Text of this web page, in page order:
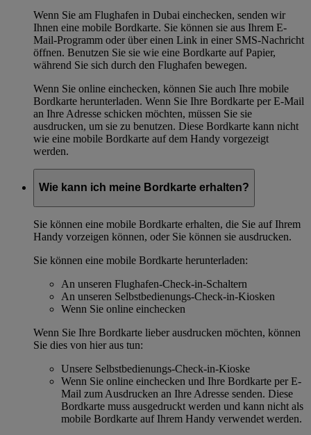
Wenn Sie am Flughafen in Dubai einchecken, senden wir
Ihnen eine mobile Bordkarte. Sie können sie aus Ihrem E-
Mail-Programm oder über einen Link in einer SMS-Nachricht
öffnen. Benutzen Sie sie wie eine Bordkarte auf Papier,
während Sie sich durch den Flughafen bewegen.
Wenn Sie online einchecken, können Sie auch Ihre mobile
Bordkarte herunterladen. Wenn Sie Ihre Bordkarte per E-Mail
an Ihre Adresse schicken möchten, müssen Sie sie
ausdrucken, um sie zu benutzen. Diese Bordkarte kann nicht
wie eine mobile Bordkarte auf dem Handy vorgezeigt
werden.
Wie kann ich meine Bordkarte erhalten?
Sie können eine mobile Bordkarte erhalten, die Sie auf Ihrem
Handy vorzeigen können, oder Sie können sie ausdrucken.
Sie können eine mobile Bordkarte herunterladen:
An unseren Flughafen-Check-in-Schaltern
An unseren Selbstbedienungs-Check-in-Kiosken
Wenn Sie online einchecken
Wenn Sie Ihre Bordkarte lieber ausdrucken möchten, können
Sie dies von hier aus tun:
Unsere Selbstbedienungs-Check-in-Kioske
Wenn Sie online einchecken und Ihre Bordkarte per E-
Mail zum Ausdrucken an Ihre Adresse senden. Diese
Bordkarte muss ausgedruckt werden und kann nicht als
mobile Bordkarte auf Ihrem Handy verwendet werden.